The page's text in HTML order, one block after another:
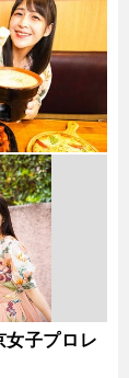
女子プロレ